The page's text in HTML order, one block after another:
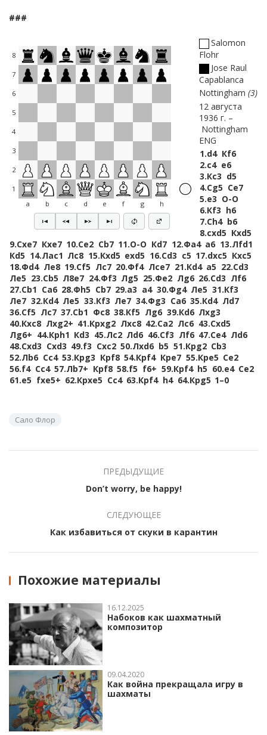
###
8
7
6
5
4
3
2
1
a
b c d e f g h
Salomon
Flohr
Jose Raul
Capablanca
Nottingham 3
12 августа
1936 г.
Nottingham
ENG
1.d4 Кf6
2.c4 e6
3.Кc3 d5
4.Сg5 Сe7
5.e3 O-O
6.Кf3 h6
7.Сh4 b6
8.cxd5 Кxd5
9.Сxe7 Кxe7 10.Сe2 Сb7 11.O-O Кd7 12.Фa4 a6 13.Лfd1
Кd5 14.Лac1 Лc8 15.Кxd5 exd5 16.Сd3 c5 17.dxc5 Кxc5
18.Фd4 Лe8 19.Сf5 Лc7 20.Фf4 Лce7 21.Кd4 a5 22.Сd3
Лe5 23.Сb5 Л8e7 24.Фf3 Лg5 25.Фe2 Лg6 26.Сd3 Лf6
27.Сb1 Сa6 28.Фh5 Сb7 29.a3 a4 30.Фg4 Лe5 31.Кf3
Лe7 32.Кd4 Лe5 33.Кf3 Лe7 34.Фg3 Сa6 35.Кd4 Лd7
36.Сf5 Лc7 37.Сb1 Фc8 38.Кf5 Лg6 39.Кd6 Лxg3
40.Кxc8 Лxg2+ 41.Крxg2 Лxc8 42.Сa2 Лc6 43.Сxd5
Лg6+ 44.Крh1 Кd3 45.Лc2 Лd6 46.Сf3 Лf6 47.Сe4 Лd6
48.Сxd3 Сxd3 49.f3 Сxc2 50.Лxd6 b5 51.Крg2 Сb3
52.Лb6 Сc4 53.Крg3 Крf8 54.Крf4 Крe7 55.Крe5 Сe2
56.f4 Сc4 57.Лb7+ Крf8 58.f5 f6+ 59.Крf4 h5 60.e4 Сe2
61.e5 fxe5+ 62.Крxe5 Сc4 63.Крf4 h4 64.Крg5 1–0
Сало Флор
ПРЕДЫДУЩИЕ
Don’t worry, be happy!
СЛЕДУЮЩЕЕ
Как избавиться от скуки в карантин
Похожие материалы
16.12.2025
Набоков как шахматный
композитор
09.04.2020
Как война прекращала игру в
шахматы